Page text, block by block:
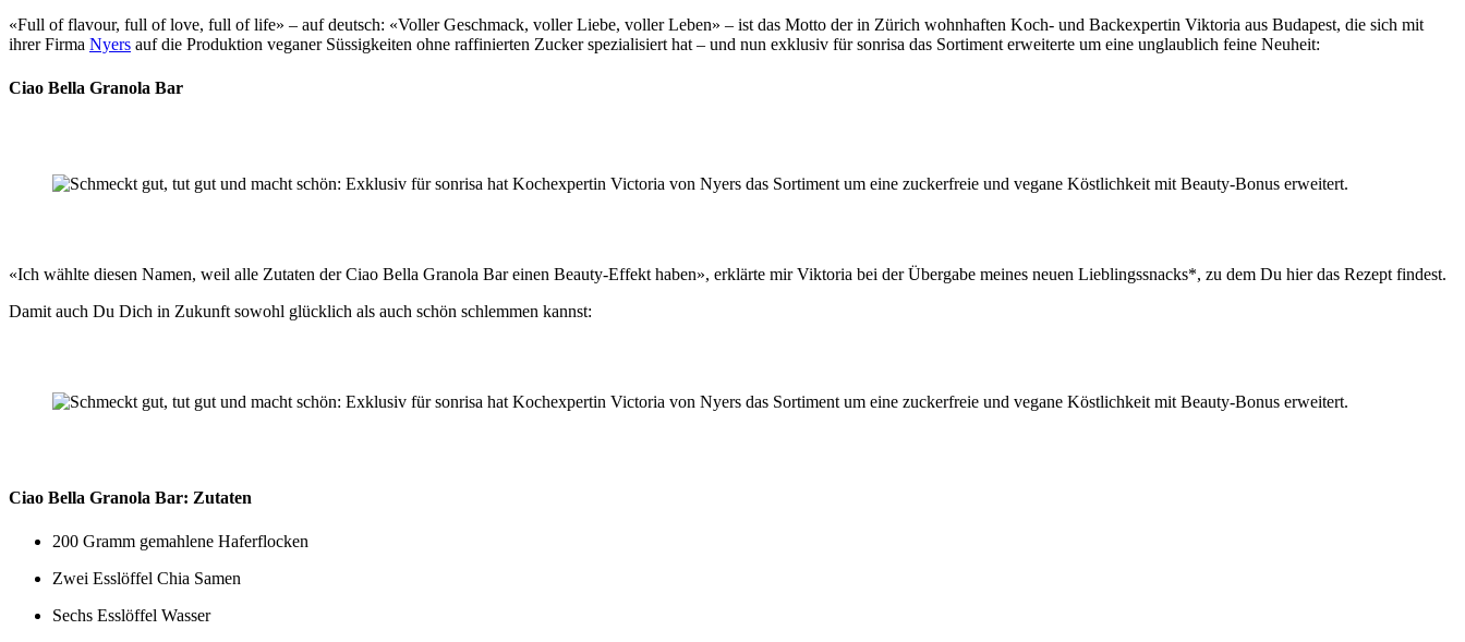
«Full of flavour, full of love, full of life» – auf deutsch: «Voller Geschmack, voller Liebe, voller Leben» – ist das Motto der in Zürich wohnhaften Koch- und Backexpertin Viktoria aus Budapest, die sich mit
ihrer Firma Nyers auf die Produktion veganer Süssigkeiten ohne raffinierten Zucker spezialisiert hat – und nun exklusiv für sonrisa das Sortiment erweiterte um eine unglaublich feine Neuheit:
Ciao Bella Granola Bar
«Ich wählte diesen Namen, weil alle Zutaten der Ciao Bella Granola Bar einen Beauty-Effekt haben», erklärte mir Viktoria bei der Übergabe meines neuen Lieblingssnacks*, zu dem Du hier das Rezept findest.
Damit auch Du Dich in Zukunft sowohl glücklich als auch schön schlemmen kannst:
Ciao Bella Granola Bar: Zutaten
200 Gramm gemahlene Haferflocken
Zwei Esslöffel Chia Samen
Sechs Esslöffel Wasser